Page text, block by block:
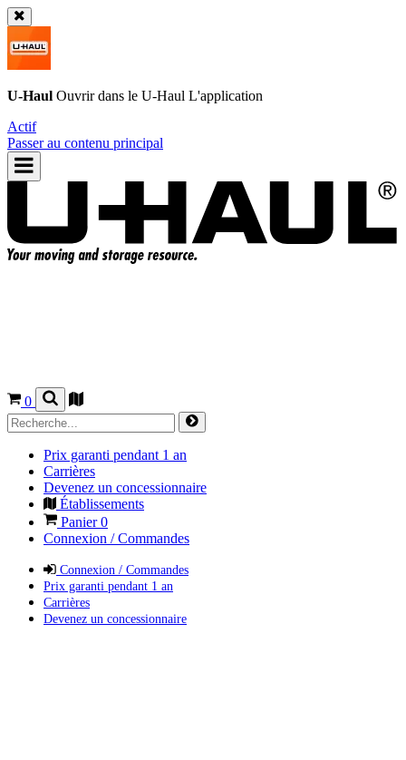
U-Haul Ouvrir dans le U-Haul L'application
Actif
Passer au contenu principal
0
Prix garanti pendant 1 an
Carrières
Devenez un concessionnaire
Établissements
Panier0
Connexion / Commandes
Connexion / Commandes
Prix garanti pendant 1 an
Carrières
Devenez un concessionnaire